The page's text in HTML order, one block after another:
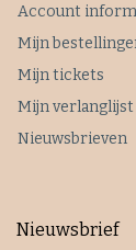
Account
Mijn
Mijn tickets
Mijn verlanglijst
Nieuwsbrieven
Nieuwsbrief